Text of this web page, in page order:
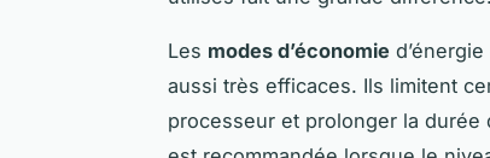
Les modes d’économie
aussi très efficaces. Ils limitent
processeur et prolonger la durée